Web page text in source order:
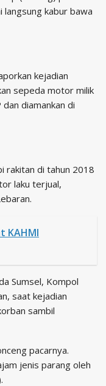
langsung kabur bawa
kejadian
sepeda motor milik
diamankan di
rakitan di tahun 2018
laku terjual,
KAHMI
Sumsel, Kompol
saat kejadian
sambil
pacarnya.
jenis parang oleh